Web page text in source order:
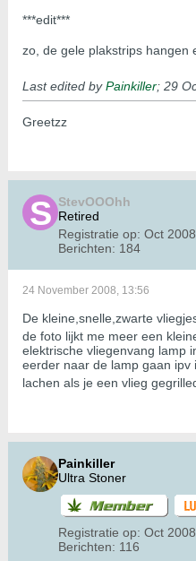
***edit***
zo, de gele plakstrips hangen
Last edited byPainkiller; 29
Greetzz
StevOOOhh
Retired
Registratie op: Oct 2008
Berichten: 184
24 November 2008, 13:56
De kleine,snelle,zwarte
de foto lijkt me meer een
elektrische vliegenvang lamp
eerder naar de lamp gaan
lachen als je een vlieg
Painkiller
Ultra Stoner
Registratie op: Oct 2008
Berichten: 116